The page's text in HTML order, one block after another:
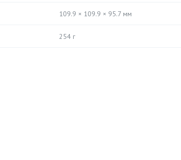
109.9 × 109.9 × 95.7 мм
254 г